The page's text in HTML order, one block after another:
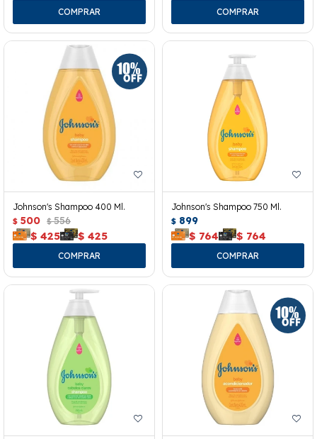
Johnson's Shampoo 400 Ml.
$ 500 $ 556
$ 425 $ 425
Johnson's Shampoo 750 Ml.
$ 899
$ 764 $ 764